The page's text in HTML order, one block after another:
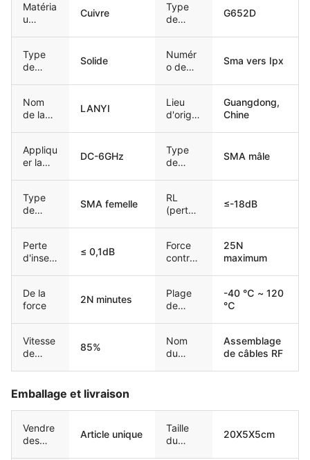
Matéria
u
Cuivre
Type
de
G652D
Type
de
Solide
Numér
o de
Sma vers Ipx
Nom
de la
LANYI
Lieu
d'origin
Guangdong,
Chine
Appliqu
er la
DC-6GHz
Type
de
SMA mâle
Type
de
SMA femelle
RL
(perte
≤-18dB
Perte
d'insert
≤ 0,1dB
Force
contrai
25N
maximum
De la
force
2N minutes
Plage
de
-40 ℃ ~ 120
℃
Vitesse
de
85%
Nom
du
Assemblage
de câbles RF
Emballage et livraison
Vendre
des
Article unique
Taille
du
20X5X5cm